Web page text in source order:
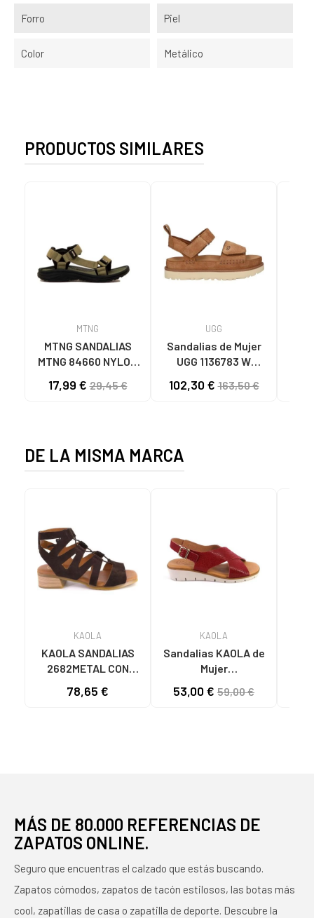
Forro Piel
Color Metálico
PRODUCTOS SIMILARES
MTNG
MTNG SANDALIAS
MTNG 84660 NYLON
C59785 - - NYLON
17,99 €29,45 €
UGG
Sandalias de Mujer
UGG 1136783 W
CHESTNUT
102,30 €163,50 €
DE LA MISMA MARCA
KAOLA
KAOLA SANDALIAS
2682METAL CON
BLOQUE MARRON
78,65 €
KAOLA
Sandalias KAOLA de
Mujer
SANDALIAS DE MUJER
53,00 € 59,00 €
MÁS DE 80.000 REFERENCIAS DE
ZAPATOS ONLINE.
Seguro que encuentras el calzado que estás buscando.
Zapatos cómodos, zapatos de tacón estilosos, las botas más
cool, zapatillas de casa o zapatilla de deporte. Descubre la